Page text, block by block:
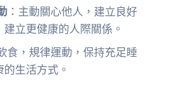
：主動關心他人，建立良好
立更健康的人際關係。
食，規律運動，保持充足睡
生活方式。